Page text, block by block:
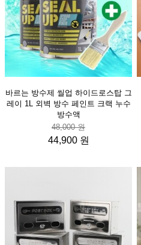
바르는 방수제 씰업 하이드로스탑 그
레이 1L 외벽 방수 페인트 크랙 누수
방수액
48,000 원
44,900 원